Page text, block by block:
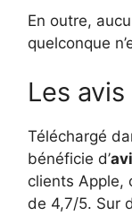
En outre,
quelconque
Les
Téléchargé
bénéficie d’
clients Apple,
de 4,7/5. Sur